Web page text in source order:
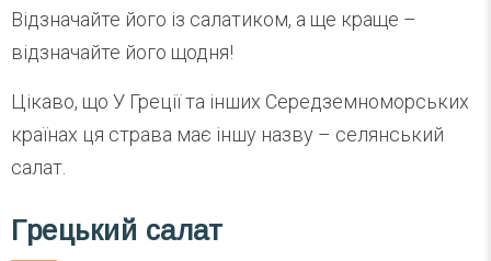
Відзначайте його із салатиком, а ще краще –
відзначайте його щодня!
Цікаво, що У Греції та інших Середземноморських
країнах ця страва має іншу назву – селянський
салат.
Грецький салат